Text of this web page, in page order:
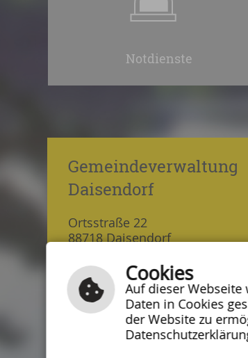
Notdienste
Gemeindeverwaltung
Daisendorf
Ortsstraße 22
88718 Daisendorf
Tel.: 07532 5464
Fax: 07532 47157
E-Mail schreiben
Cookies
Auf dieser
Daten in Cookies
der Website zu